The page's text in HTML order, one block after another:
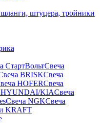
штуцера, тройники
СтартВольтСвеча
BRISKСвеча
HOFERСвеча
HYUNDAI/KIAСвеча
Свеча NGKСвеча
KRAFT